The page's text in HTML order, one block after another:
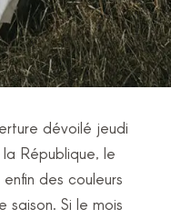
dévoilé jeudi
République, le
des couleurs
Si le mois